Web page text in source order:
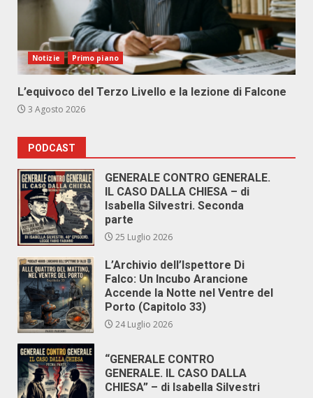
Notizie Primo piano
L’equivoco del Terzo Livello e la lezione di Falcone
3 Agosto 2026
PODCAST
GENERALE CONTRO GENERALE.
IL CASO DALLA CHIESA – di
Isabella Silvestri. Seconda
parte
25 Luglio 2026
L’Archivio dell’Ispettore Di
Falco: Un Incubo Arancione
Accende la Notte nel Ventre del
Porto (Capitolo 33)
24 Luglio 2026
“GENERALE CONTRO
GENERALE. IL CASO DALLA
CHIESA” – di Isabella Silvestri